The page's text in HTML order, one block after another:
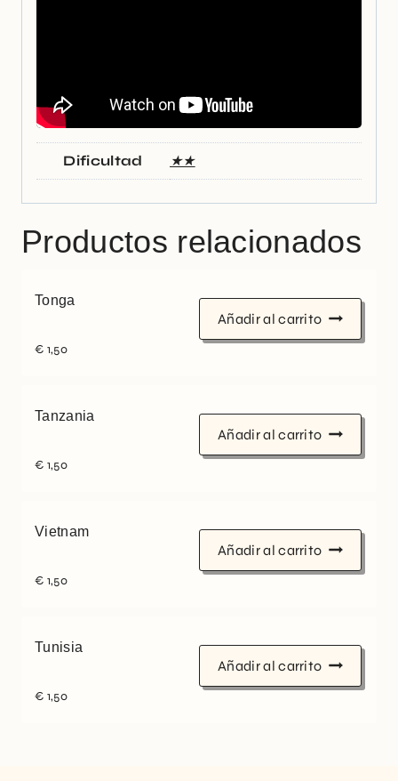
Dificultad ★★
Productos relacionados
Tonga
€ 1,50
Añadir al carrito
Tanzania
€ 1,50
Añadir al carrito
Vietnam
€ 1,50
Añadir al carrito
Tunisia
€ 1,50
Añadir al carrito